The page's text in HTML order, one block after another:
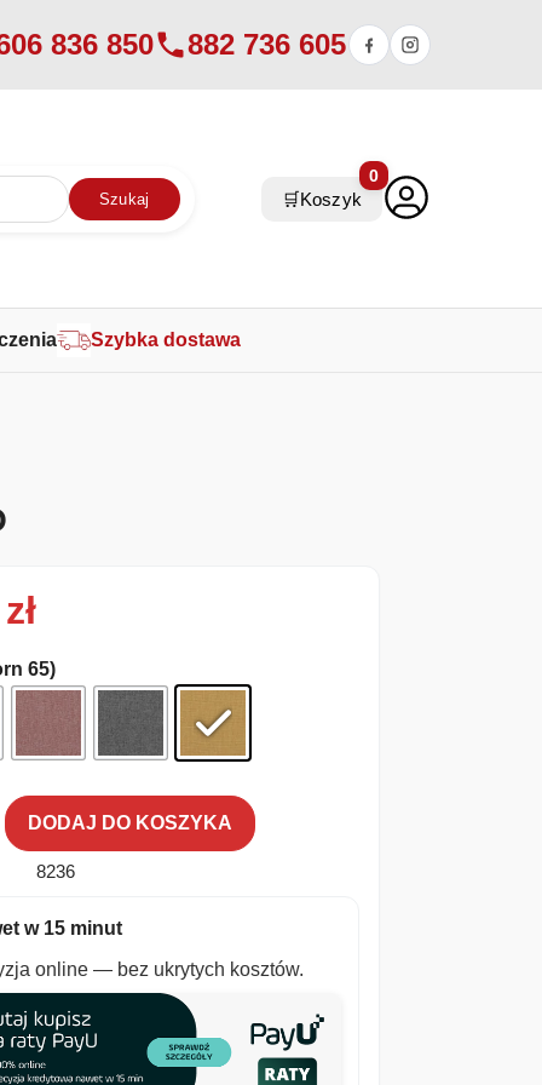
836 850 882 736 605
Szukaj 🛒Koszyk
0
Szybka dostawa
zł
65)
DODAJ DO KOSZYKA
8236
w 15 minut
online — bez ukrytych kosztów.